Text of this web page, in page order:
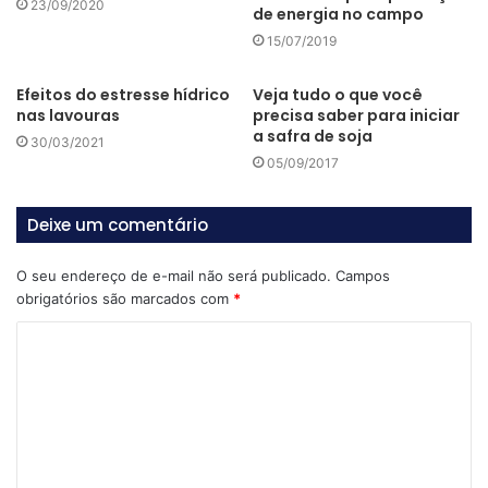
particulares ou organizações privadas que costumam
utilizar metodologias próprias, reconhecidas por órgãos
Um exemplo é o selo de qualidade da
referência mundial no mundo corporativo e com atuação
também na área deprodução de alimentos.
É importante saber que um selo pode comprovar uma
23/09/2020
de energia no campo
15/07/2019
Efeitos do estresse hídrico
nas lavouras
30/03/2021
Veja tudo o que você
precisa saber para iniciar
a safra de soja
05/09/2017
Deixe um comentário
O seu endereço de e-mail não será publicado. Campos
obrigatórios são marcados com *